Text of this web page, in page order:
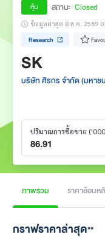
หุ้น สถานะ Closed
ข้อมูลล่าสุด 8 ส.ค. 2569
Research
SK
บริษัท ศิรกร จำกัด (มหาช
ปริมาณการซื้อขาย
86.91
ภาพรวม ราคาย้อนห
กราฟราคาล่าสุด**